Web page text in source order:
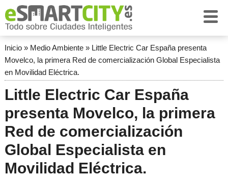
Inicio» Medio Ambiente» Little Electric Car España presenta
Movelco, la primera Red de comercialización Global Especialista
en Movilidad Eléctrica.
Little Electric Car España
presenta Movelco, la primera
Red de comercialización
Global Especialista en
Movilidad Eléctrica.